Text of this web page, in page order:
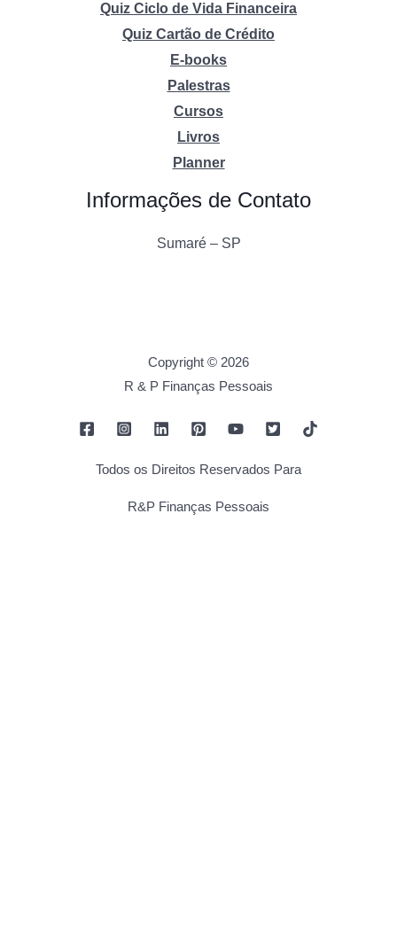
Quiz Ciclo de Vida Financeira
Quiz Cartão de Crédito
E-books
Palestras
Cursos
Livros
Planner
Informações de Contato
Sumaré – SP
Copyright © 2026
R & P Finanças Pessoais
Todos os Direitos Reservados Para
R&P Finanças Pessoais